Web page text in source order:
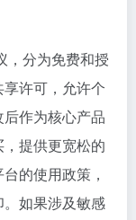
，分为免费和授
许可，允许个
作为核心产品
提供更宽松的
的使用政策，
如果涉及敏感